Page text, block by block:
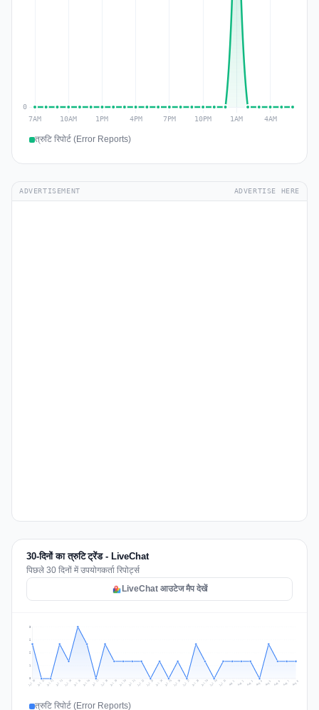
त्रुटि रिपोर्ट (Error Reports)
ADVERTISEMENT ADVERTISE HERE
30-दिनों का त्रुटि ट्रेंड - LiveChat
पिछले 30 दिनों में उपयोगकर्ता रिपोर्ट्स
LiveChat आउटेज मैप देखें
1
2
2
3
Jul 10 Jul 11 Jul 12 Jul 13 Jul 14 Jul 15 Jul 16 Jul 17 Jul 18 Jul 19 Jul 20 Jul 21 Jul 22 Jul 23 Jul 24 Jul 25 Jul 26 Jul 27 Jul 28 Jul 29 Jul 30 Jul 31 Aug 1 Aug 2 Aug 3 Aug 4 Aug 5 Aug 6 Aug 7 Aug 8
त्रुटि रिपोर्ट (Error Reports)